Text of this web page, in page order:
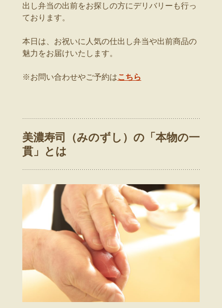
出し弁当の出前をお探しの方にデリバリーも行っ
ております。
本日は、お祝いに人気の仕出し弁当や出前商品の
魅力をお届けいたします。
※お問い合わせやご予約はこちら
美濃寿司（みのずし）の「本物の一
貫」とは